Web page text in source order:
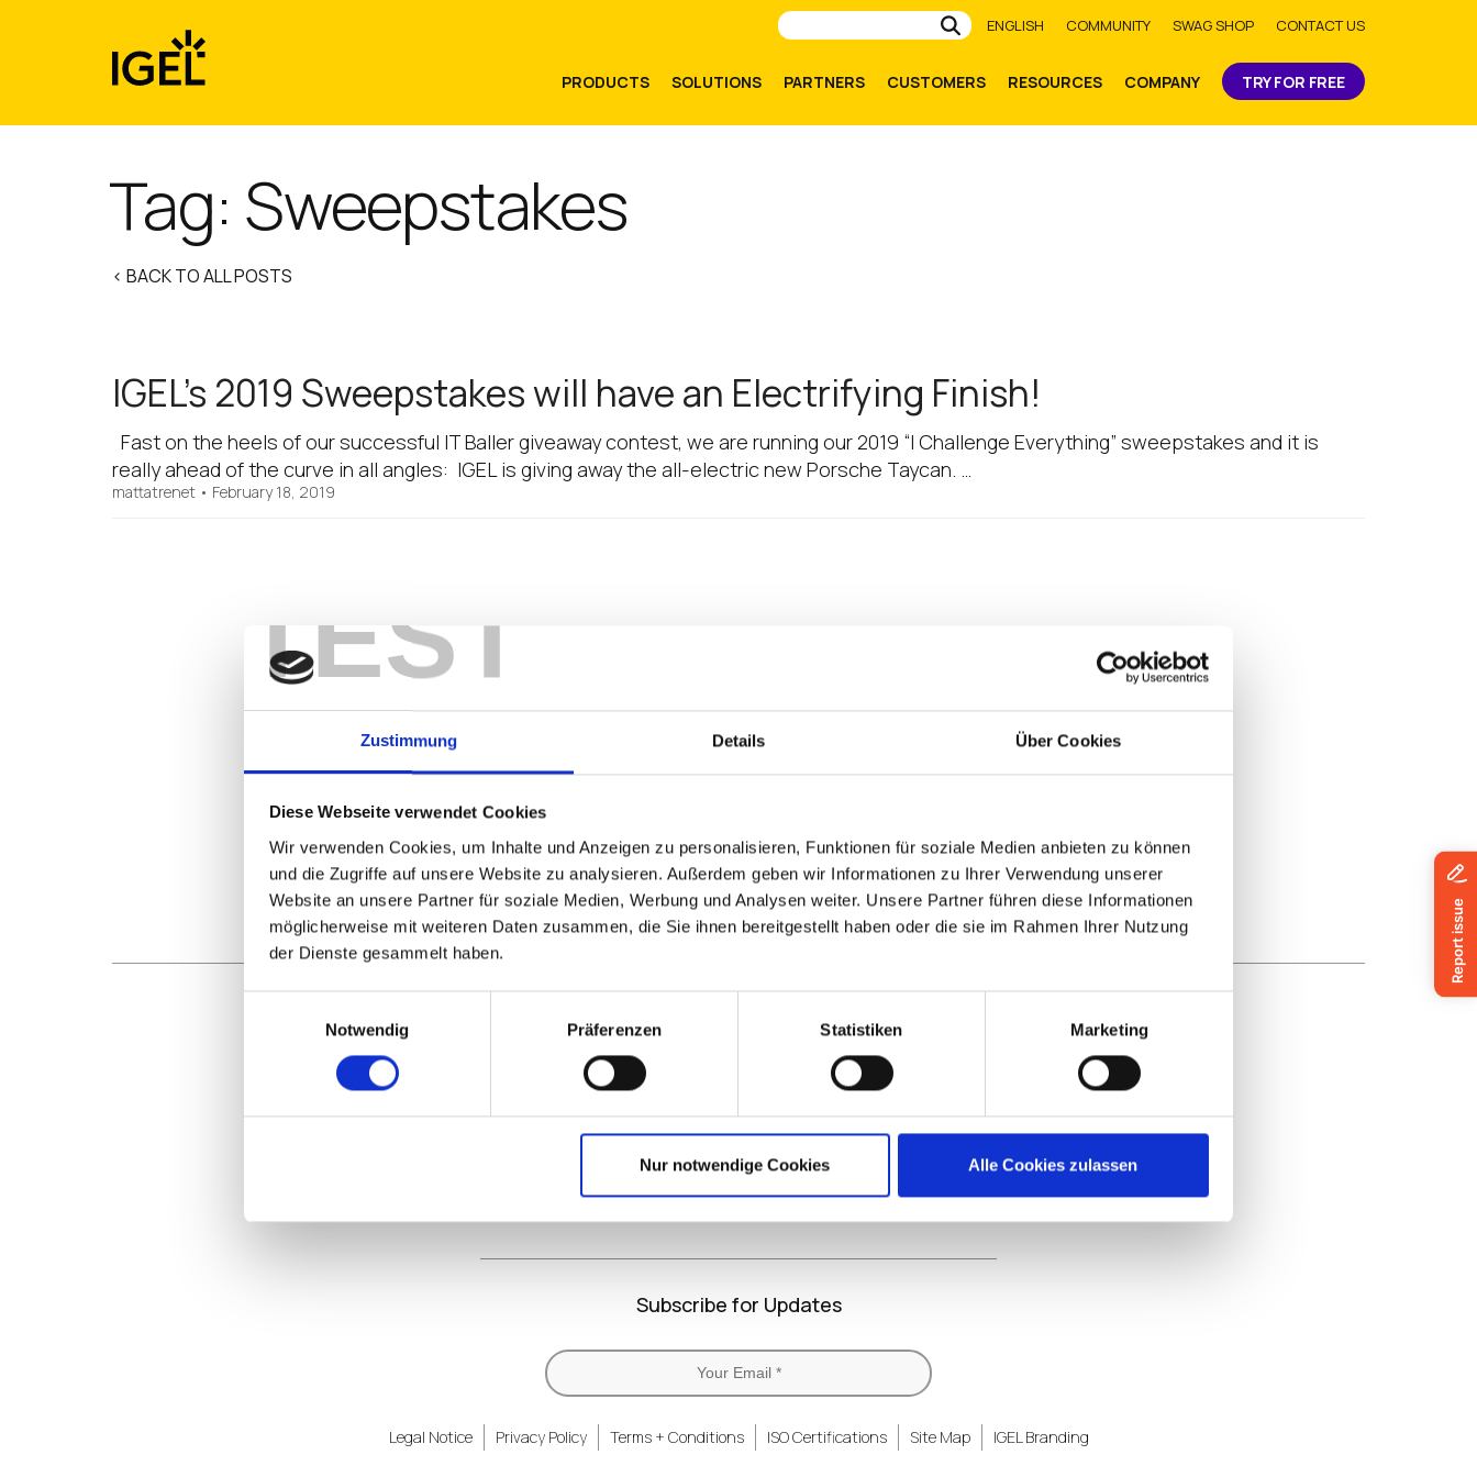
TEST
Zustimmung Details Über Cookies
Diese Webseite verwendet Cookies
Wir verwenden Cookies, um Inhalte und Anzeigen zu personalisieren, Funktionen für soziale Medien anbieten zu können
und die Zugriffe auf unsere Website zu analysieren. Außerdem geben wir Informationen zu Ihrer Verwendung unserer
Website an unsere Partner für soziale Medien, Werbung und Analysen weiter. Unsere Partner führen diese Informationen
möglicherweise mit weiteren Daten zusammen, die Sie ihnen bereitgestellt haben oder die sie im Rahmen Ihrer Nutzung
der Dienste gesammelt haben.
Notwendig
Präferenzen Statistiken Marketing
Nur notwendige Cookies Alle Cookies zulassen
Submit
ENGLISH COMMUNITY SWAG SHOP CONTACT US
PRODUCTS SOLUTIONS PARTNERS CUSTOMERS RESOURCES COMPANY TRY FOR FREE
Tag: Sweepstakes
< BACK TO ALL POSTS
IGEL’s 2019 Sweepstakes will have an Electrifying Finish!
Fast on the heels of our successful IT Baller giveaway contest, we are running our 2019 “I Challenge Everything” sweepstakes and it is
really ahead of the curve in all angles: IGEL is giving away the all-electric new Porsche Taycan. …
mattatrenet • February 18, 2019
LinkedInX
(formerly
Twitter)
FacebookRSS
Subscribe for Updates
Legal Notice Privacy Policy Terms + Conditions ISO Certifications Site Map IGEL Branding